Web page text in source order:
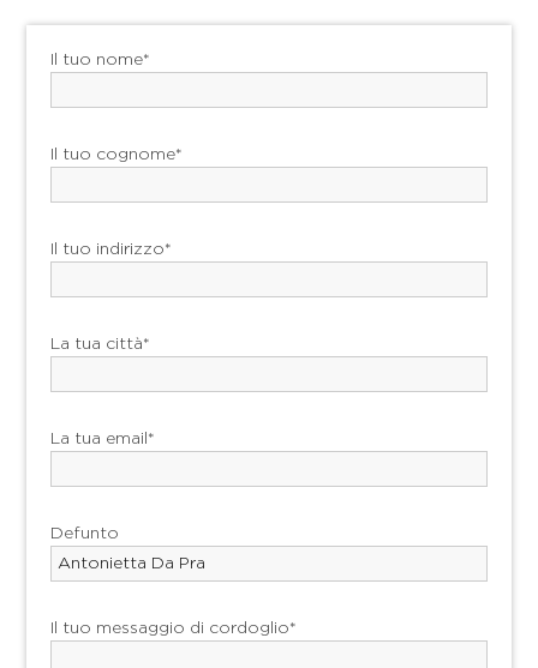
Il tuo nome*
Il tuo cognome*
Il tuo indirizzo*
La tua città*
La tua email*
Defunto
Il tuo messaggio di cordoglio*